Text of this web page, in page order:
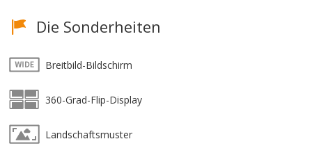
Die Sonderheiten
Breitbild-Bildschirm
360-Grad-Flip-Display
Landschaftsmuster